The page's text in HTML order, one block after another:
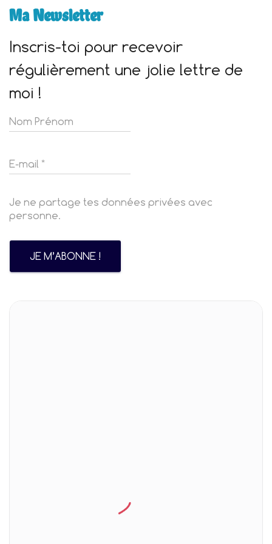
Ma Newsletter
Inscris-toi pour recevoir
régulièrement une jolie lettre de
moi !
Je ne partage tes données privées avec
personne.